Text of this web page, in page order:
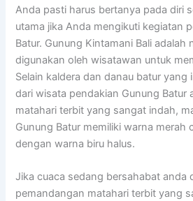
Anda pasti harus bertanya pada diri
utama jika Anda mengikuti kegiatan
Batur. Gunung Kintamani Bali adalah
digunakan oleh wisatawan untuk
Selain kaldera dan danau batur yang
dari wisata pendakian Gunung Batur
matahari terbit yang sangat indah,
Gunung Batur memiliki warna merah
dengan warna biru halus.
Jika cuaca sedang bersahabat anda
pemandangan matahari terbit yang